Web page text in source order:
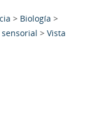
> Biología >
> Vista